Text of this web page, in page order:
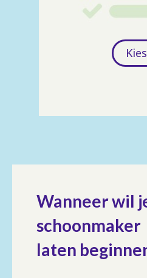
Kies
Wanneer wil
schoonmaker
laten